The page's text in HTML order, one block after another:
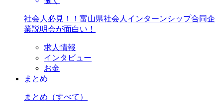
社会人必見！！富山県社会人インターンシップ合同企
業説明会が面白い！
求人情報
インタビュー
お金
まとめ
まとめ （すべて）